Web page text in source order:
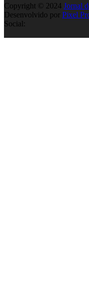
Copyright © 2024 Jornal
Desenvolvido por Pixel
Social: